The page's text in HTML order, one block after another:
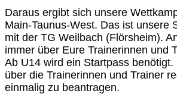
Daraus ergibt sich unsere
Main-Taunus-West. Das ist unsere
mit der TG Weilbach (Flörsheim).
immer über Eure Trainerinnen und
Ab U14 wird ein Startpass
über die Trainerinnen und Trainer
einmalig zu beantragen.